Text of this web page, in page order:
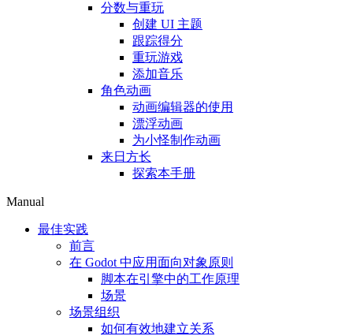
分数与重玩
创建 UI 主题
跟踪得分
重玩游戏
添加音乐
角色动画
动画编辑器的使用
漂浮动画
为小怪制作动画
来日方长
探索本手册
Manual
最佳实践
前言
在 Godot 中应用面向对象原则
脚本在引擎中的工作原理
场景
场景组织
如何有效地建立关系